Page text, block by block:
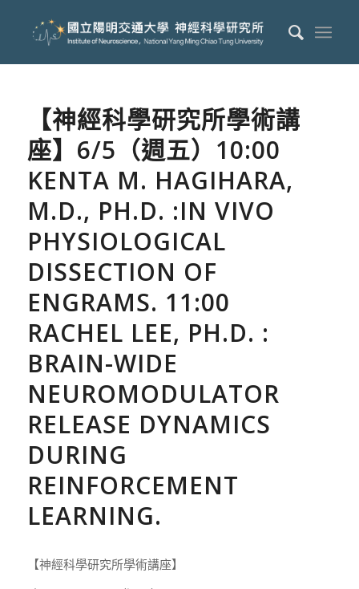
【神經科學研究所學術講
座】6/5（週五）10:00
KENTA M. HAGIHARA,
M.D., PH.D. :IN VIVO
PHYSIOLOGICAL
DISSECTION OF
ENGRAMS. 11:00
RACHEL LEE, PH.D. :
BRAIN-WIDE
NEUROMODULATOR
RELEASE DYNAMICS
DURING
REINFORCEMENT
LEARNING.
【神經科學研究所學術講座】